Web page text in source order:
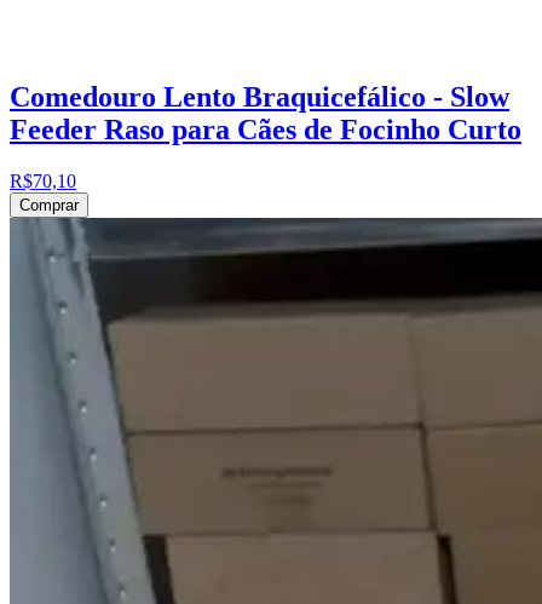
Comedouro Lento Braquicefálico - Slow
Feeder Raso para Cães de Focinho Curto
R$70,10
Comprar